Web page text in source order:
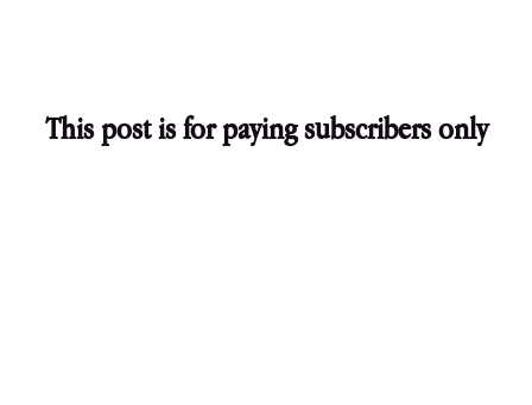
This post is for paying subscribers only